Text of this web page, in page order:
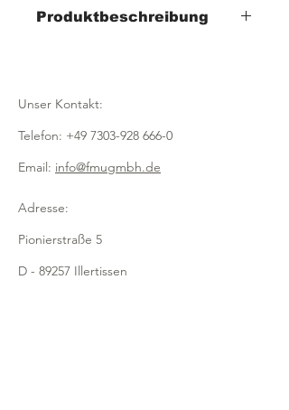
Produktbeschreibung
- Höhe Seiten 90mm
- aus transparentem Acryl
Unser Kontakt:
Telefon: +49 7303-928 666-0
Email: info@fmugmbh.de
Adresse:
Pionierstraße 5
D - 89257 Illertissen